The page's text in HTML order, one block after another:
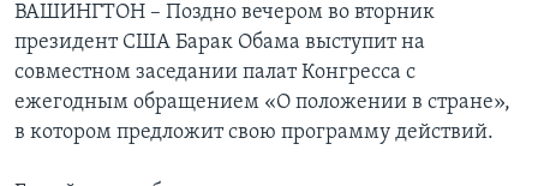
ВАШИНГТОН – Поздно вечером во вторник
президент США Барак Обама выступит на
совместном заседании палат Конгресса с
ежегодным обращением «О положении в стране»,
в котором предложит свою программу действий.